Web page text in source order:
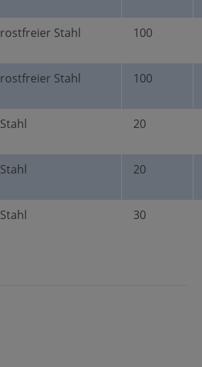
rostfreier Stahl 100
rostfreier Stahl 100
Stahl 20
Stahl 20
Stahl 30